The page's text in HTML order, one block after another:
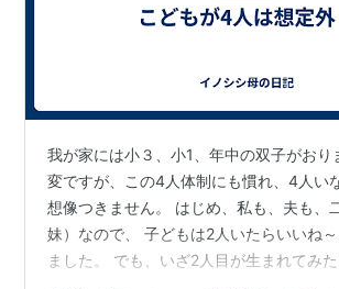
我が家には小３、小1、年中の双子がおり
変ですが、この4人体制にも慣れ、4人い
想像つきません。 はじめ、私も、夫も、
妹）なので、 子どもは2人いたらいいね
ました。 でも、いざ2人目が生まれてみ